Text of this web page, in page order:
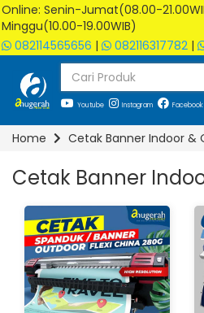
Online: Senin-Jumat(08.00-
Minggu(10.00-19.00WIB)
082114565656 | 082116317782 |
Youtube Instagram Facebook
Home Cetak Banner Indoor &
Cetak Banner